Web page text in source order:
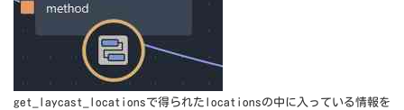
get_laycast_locationsで得られたlocationsの中に入っている情報を